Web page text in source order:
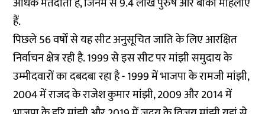
हैं.
पिछले 56 वर्षों से यह सीट अनुसूचित जाति के लिए आरक्षित
निर्वाचन क्षेत्र रही है. 1999 से इस सीट पर मांझी समुदाय के
उम्मीदवारों का दबदबा रहा है - 1999 में भाजपा के रामजी मांझी,
2004 में राजद के राजेश कुमार मांझी, 2009 और 2014 में